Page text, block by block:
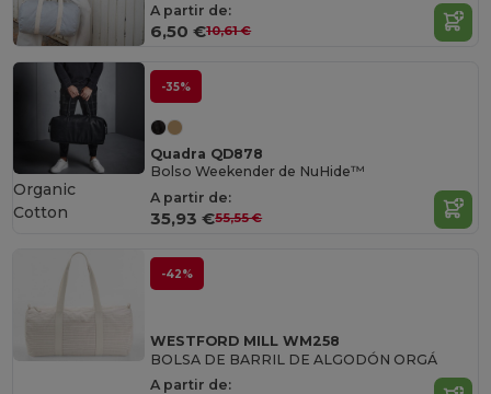
A partir de:
6,50 €10,61 €
-35%
Quadra QD878
Bolso Weekender de NuHide™
A partir de:
35,93 €55,55 €
Organic
Cotton
-42%
WESTFORD MILL WM258
BOLSA DE BARRIL DE ALGODÓN ORGÁ
A partir de: